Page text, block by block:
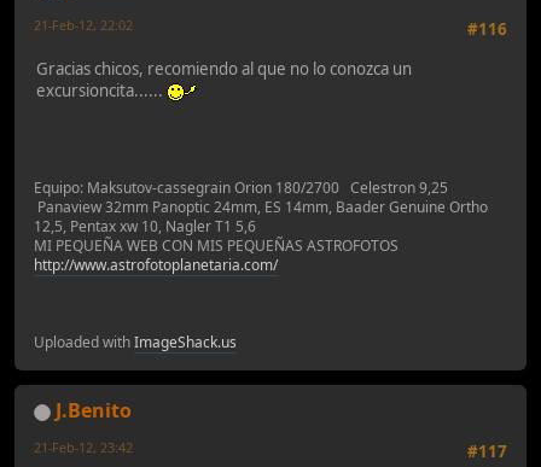
#116
21-Feb-12, 22:02
Gracias chicos, recomiendo al que no lo conozca un
excursioncita......
Equipo: Maksutov-cassegrain Orion 180/2700 Celestron 9,25
Panaview 32mm Panoptic 24mm, ES 14mm, Baader Genuine Ortho
12,5, Pentax xw 10, Nagler T1 5,6
MI PEQUEÑA WEB CON MIS PEQUEÑAS ASTROFOTOS
http://www.astrofotoplanetaria.com/
Uploaded withImageShack.us
J.Benito
#117
21-Feb-12, 23:42